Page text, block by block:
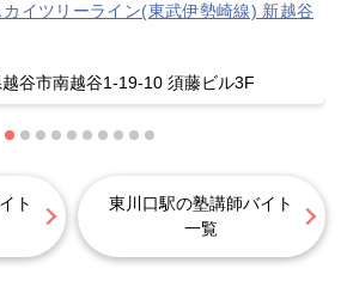
イツリーライン(東武伊勢崎線) 新越谷
谷市南越谷1-19-10 須藤ビル3F
ト
東川口駅の塾講師バイト
一覧